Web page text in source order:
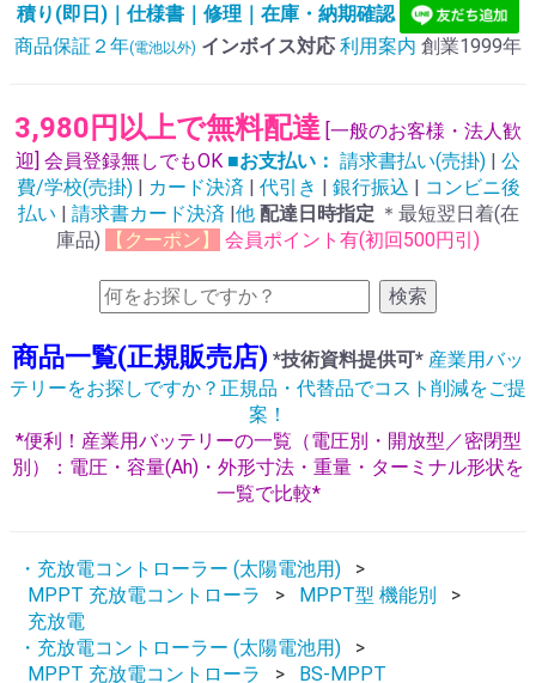
積り(即日)｜仕様書｜修理｜在庫・納期確認
商品保証２年(電池以外) インボイス対応 利用案内 創業1999年
3,980円以上で無料配達 [一般のお客様・法人歓
迎] 会員登録無しでもOK ■お支払い： 請求書払い(売掛) | 公
費/学校(売掛) | カード決済 | 代引き | 銀行振込 | コンビニ後
払い | 請求書カード決済 |他 配達日時指定 ＊最短翌日着(在
庫品)
【クーポン】 会員ポイント有(初回500円引)
検索
商品一覧(正規販売店) *技術資料提供可* 産業用バッ
テリーをお探しですか？正規品・代替品でコスト削減をご提
案！
*便利！産業用バッテリーの一覧（電圧別・開放型／密閉型
別）：電圧・容量(Ah)・外形寸法・重量・ターミナル形状を
一覧で比較*
・充放電コントローラー (太陽電池用)
MPPT 充放電コントローラ
MPPT型 機能別
充放電
・充放電コントローラー (太陽電池用)
MPPT 充放電コントローラ
BS-MPPT